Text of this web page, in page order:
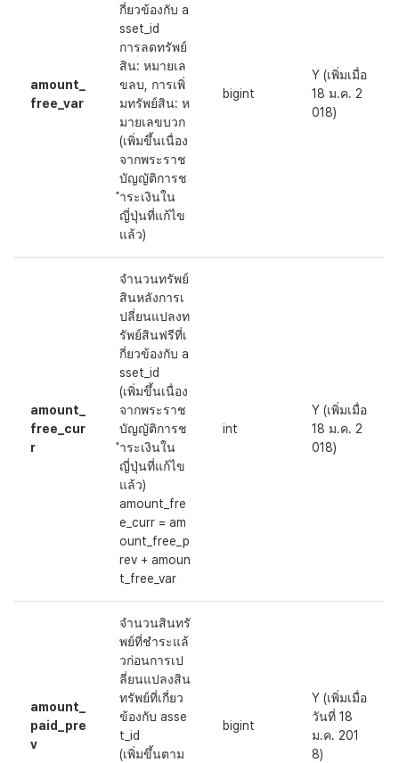
amount_
free_var
กี่ยวข้องกับ a
sset_id
การลดทรัพย์
สิน: หมายเล
ขลบ, การเพิ่
มทรัพย์สิน: ห
มายเลขบวก
(เพิ่มขึ้นเนื่อง
จากพระราช
บัญญัติการช
ำระเงินใน
ญี่ปุ่นที่แก้ไข
แล้ว)
bigint
Y (เพิ่มเมื่อ
18 ม.ค. 2
018)
amount_
free_cur
r
จำนวนทรัพย์
สินหลังการเ
ปลี่ยนแปลงท
รัพย์สินฟรีที่เ
กี่ยวข้องกับ a
sset_id
(เพิ่มขึ้นเนื่อง
จากพระราช
บัญญัติการช
ำระเงินใน
ญี่ปุ่นที่แก้ไข
แล้ว)
amount_fre
e_curr = am
ount_free_p
rev + amoun
t_free_var
int
Y (เพิ่มเมื่อ
18 ม.ค. 2
018)
amount_
paid_pre
v
จำนวนสินทรั
พย์ที่ชำระแล้
วก่อนการเป
ลี่ยนแปลงสิน
ทรัพย์ที่เกี่ยว
ข้องกับ asse
t_id
(เพิ่มขึ้นตาม
bigint
Y (เพิ่มเมื่อ
วันที่ 18
ม.ค. 201
8)